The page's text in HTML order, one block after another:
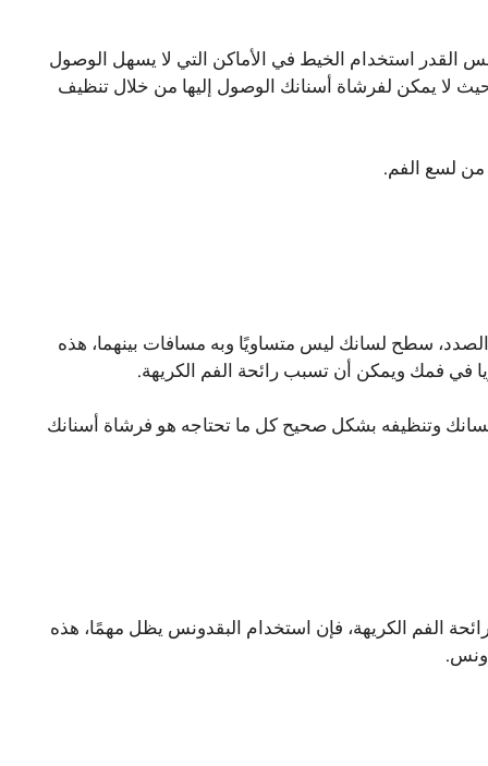
القدر استخدام الخيط في الأماكن التي لا يسهل الوصول
لا يمكن لفرشاة أسنانك الوصول إليها من خلال تنظيف
من لسع الفم.
سطح لسانك ليس متساويًا وبه مسافات بينهما، هذه
في فمك ويمكن أن تسبب رائحة الفم الكريهة.
وتنظيفه بشكل صحيح كل ما تحتاجه هو فرشاة أسنانك
الفم الكريهة، فإن استخدام البقدونس يظل مهمًا، هذه